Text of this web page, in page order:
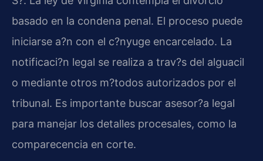
basado en la condena penal. El proceso puede
iniciarse a?n con el c?nyuge encarcelado. La
notificaci?n legal se realiza a trav?s del alguacil
o mediante otros m?todos autorizados por el
tribunal. Es importante buscar asesor?a legal
para manejar los detalles procesales, como la
comparecencia en corte.